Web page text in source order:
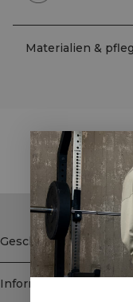
Materialien &
Geschäft
Information